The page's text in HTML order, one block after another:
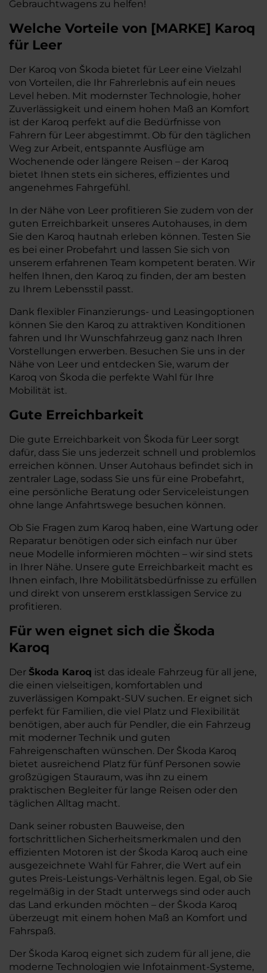
Gebrauchtwagens zu helfen!
Welche Vorteile von [MARKE] Karoq
für Leer
Der Karoq von Škoda bietet für Leer eine Vielzahl
von Vorteilen, die Ihr Fahrerlebnis auf ein neues
Level heben. Mit modernster Technologie, hoher
Zuverlässigkeit und einem hohen Maß an Komfort
ist der Karoq perfekt auf die Bedürfnisse von
Fahrern für Leer abgestimmt. Ob für den täglichen
Weg zur Arbeit, entspannte Ausflüge am
Wochenende oder längere Reisen – der Karoq
bietet Ihnen stets ein sicheres, effizientes und
angenehmes Fahrgefühl.
In der Nähe von Leer profitieren Sie zudem von der
guten Erreichbarkeit unseres Autohauses, in dem
Sie den Karoq hautnah erleben können. Testen Sie
es bei einer Probefahrt und lassen Sie sich von
unserem erfahrenen Team kompetent beraten. Wir
helfen Ihnen, den Karoq zu finden, der am besten
zu Ihrem Lebensstil passt.
Dank flexibler Finanzierungs- und Leasingoptionen
können Sie den Karoq zu attraktiven Konditionen
fahren und Ihr Wunschfahrzeug ganz nach Ihren
Vorstellungen erwerben. Besuchen Sie uns in der
Nähe von Leer und entdecken Sie, warum der
Karoq von Škoda die perfekte Wahl für Ihre
Mobilität ist.
Gute Erreichbarkeit
Die gute Erreichbarkeit von Škoda für Leer sorgt
dafür, dass Sie uns jederzeit schnell und problemlos
erreichen können. Unser Autohaus befindet sich in
zentraler Lage, sodass Sie uns für eine Probefahrt,
eine persönliche Beratung oder Serviceleistungen
ohne lange Anfahrtswege besuchen können.
Ob Sie Fragen zum Karoq haben, eine Wartung oder
Reparatur benötigen oder sich einfach nur über
neue Modelle informieren möchten – wir sind stets
in Ihrer Nähe. Unsere gute Erreichbarkeit macht es
Ihnen einfach, Ihre Mobilitätsbedürfnisse zu erfüllen
und direkt von unserem erstklassigen Service zu
profitieren.
Für wen eignet sich die Škoda
Karoq
Der Škoda Karoq ist das ideale Fahrzeug für all jene,
die einen vielseitigen, komfortablen und
zuverlässigen Kompakt-SUV suchen. Er eignet sich
perfekt für Familien, die viel Platz und Flexibilität
benötigen, aber auch für Pendler, die ein Fahrzeug
mit moderner Technik und guten
Fahreigenschaften wünschen. Der Škoda Karoq
bietet ausreichend Platz für fünf Personen sowie
großzügigen Stauraum, was ihn zu einem
praktischen Begleiter für lange Reisen oder den
täglichen Alltag macht.
Dank seiner robusten Bauweise, den
fortschrittlichen Sicherheitsmerkmalen und den
effizienten Motoren ist der Škoda Karoq auch eine
ausgezeichnete Wahl für Fahrer, die Wert auf ein
gutes Preis-Leistungs-Verhältnis legen. Egal, ob Sie
regelmäßig in der Stadt unterwegs sind oder auch
das Land erkunden möchten – der Škoda Karoq
überzeugt mit einem hohen Maß an Komfort und
Fahrspaß.
Der Škoda Karoq eignet sich zudem für all jene, die
moderne Technologien wie Infotainment-Systeme,